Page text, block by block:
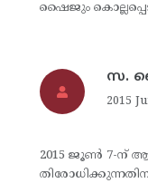
ഷൈജും
സ.
2015
2015 ജൂണ്‍ 7-ന്